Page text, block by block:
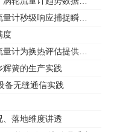
度
辉簧的生产实践
备无缝通信实践
、落地维度讲透